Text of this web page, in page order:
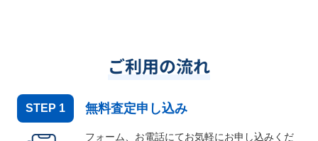
ご利用の流れ
STEP 1 無料査定申し込み
フォーム、お電話にてお気軽にお申し込みくだ